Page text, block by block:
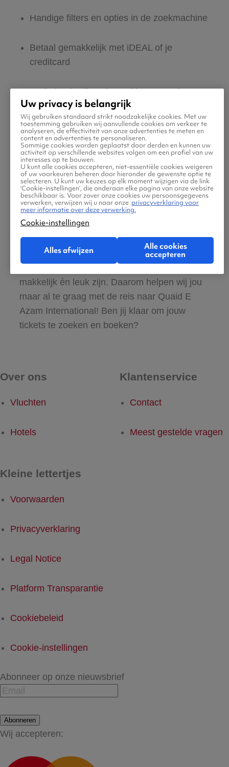
Handige filters en opties in de zoekmachine
Betaal gemakkelijk met iDEAL of je
creditcard
Nederlandstalige site en klantenservice:
365 dagen per jaar bereikbaar
Zeker van veilig boeken en betalen
Boek ook direct een hotel of huurauto via
Vliegtickets.be
Gratis tips, reisadvies en speciale
aanbiedingen voor vliegtickets naar Quaid E
Azam International
makkelijk én leuk zijn. Daarom helpen wij jou
maar al te graag met de reis naar Quaid E
Azam International! Ben jij klaar om jouw
tickets te zoeken en boeken?
Over ons
Vluchten
Hotels
Klantenservice
Contact
Meest gestelde vragen
Kleine lettertjes
Voorwaarden
Privacyverklaring
Legal Notice
Platform Transparantie
Cookiebeleid
Cookie-instellingen
Abonneer op onze nieuwsbrief
Abonneren
Wij accepteren:
Uw privacy is belangrijk
Wij gebruiken standaard strikt noodzakelijke cookies. Met uw
toestemming gebruiken wij aanvullende cookies om verkeer te
analyseren, de effectiviteit van onze advertenties te meten en
content en advertenties te personaliseren.
Sommige cookies worden geplaatst door derden en kunnen uw
activiteit op verschillende websites volgen om een profiel van uw
interesses op te bouwen.
U kunt alle cookies accepteren, niet-essentiële cookies weigeren
of uw voorkeuren beheren door hieronder de gewenste optie te
selecteren. U kunt uw keuzes op elk moment wijzigen via de link
‘Cookie-instellingen’, die onderaan elke pagina van onze website
beschikbaar is. Voor zover onze cookies uw persoonsgegevens
verwerken, verwijzen wij u naar onze privacyverklaring voor
meer informatie over deze verwerking.
Cookie-instellingen
Alles afwijzen
Alle cookies
accepteren